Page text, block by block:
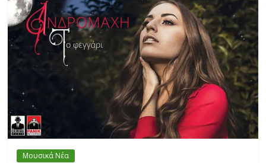
Μουσικά Νέα